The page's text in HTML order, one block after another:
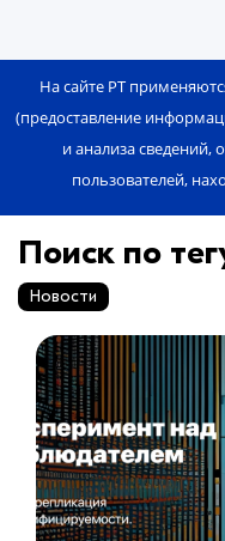
На сайте РТ
(предоставление
и анализа сведений,
пользователей,
Поиск по
Новости